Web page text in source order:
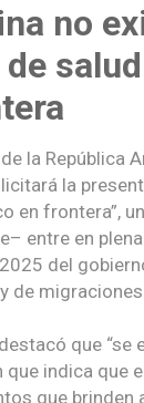
no
la República
la
en frontera”,
entre en
del
de
que “se
indica que
que brinden